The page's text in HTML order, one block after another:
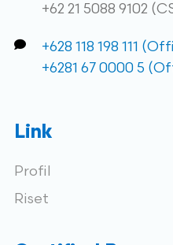
+62 21 5088 9102
+628 118 198 111
+6281 67 0000 5
Link
Profil
Riset